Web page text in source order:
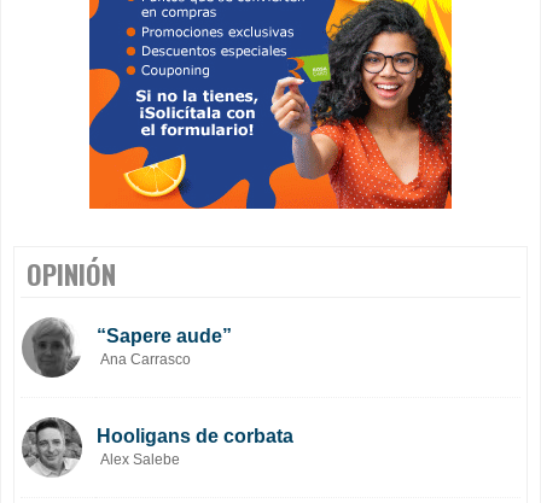
OPINIÓN
“Sapere aude”
Ana Carrasco
Hooligans de corbata
Alex Salebe